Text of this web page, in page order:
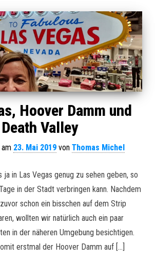
Hoover Damm und
Death Valley
23. Mai 2019 von Thomas Michel
ja in Las Vegas genug zu sehen geben, so
in der Stadt verbringen kann. Nachdem
schon ein bisschen auf dem Strip
wollten wir natürlich auch ein paar
in der näheren Umgebung besichtigen.
erstmal der Hoover Damm auf […]